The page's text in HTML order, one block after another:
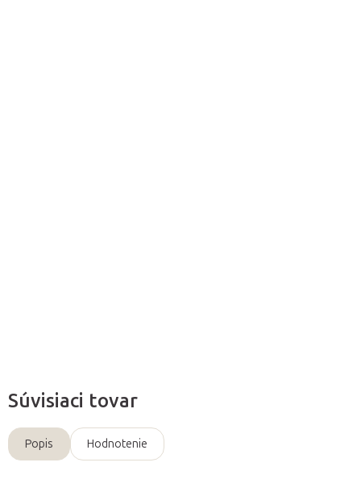
Súvisiaci tovar
Popis Hodnotenie